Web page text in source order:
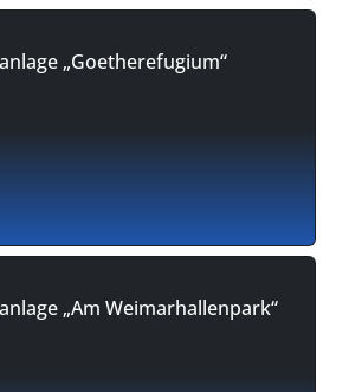
„Goetherefugium“
„Am Weimarhallenpark“